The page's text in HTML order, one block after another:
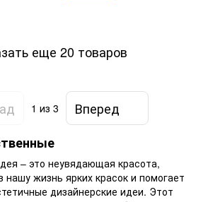
еще 20 товаров
1 из 3
Вперед
– это неувядающая красота,
нашу жизнь ярких красок и помогает
дизайнерские идеи. Этот